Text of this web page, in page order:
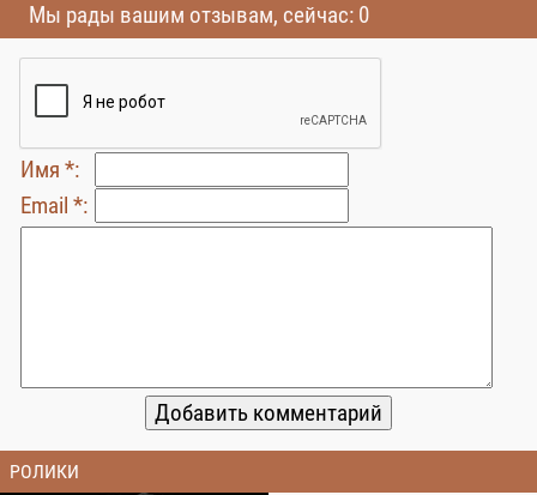
Мы рады вашим отзывам, сейчас: 0
Имя *:
Email *:
РОЛИКИ